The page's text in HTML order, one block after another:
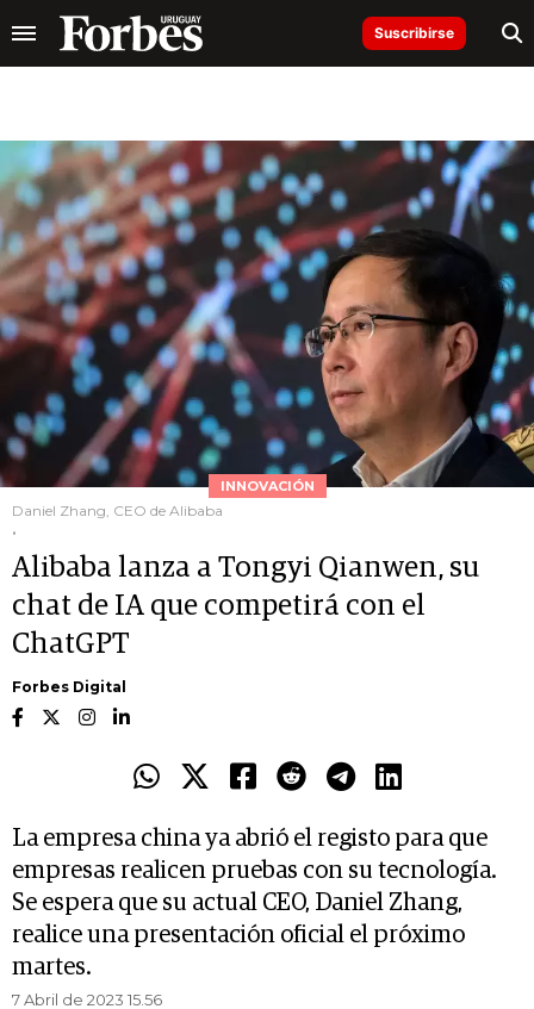
Suscribirse
INNOVACIÓN
Daniel Zhang, CEO de Alibaba
.
Alibaba lanza a Tongyi Qianwen, su
chat de IA que competirá con el
ChatGPT
Forbes Digital
La empresa china ya abrió el registo para que
empresas realicen pruebas con su tecnología.
Se espera que su actual CEO, Daniel Zhang,
realice una presentación oficial el próximo
martes.
7 Abril de 2023 15.56